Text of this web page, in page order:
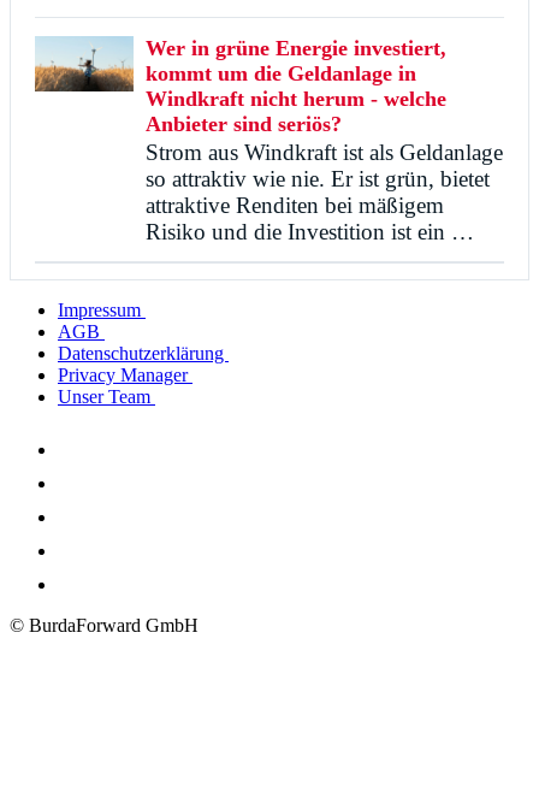
Wer in grüne Energie investiert,
kommt um die Geldanlage in
Windkraft nicht herum - welche
Anbieter sind seriös?
Strom aus Windkraft ist als Geldanlage
so attraktiv wie nie. Er ist grün, bietet
attraktive Renditen bei mäßigem
Risiko und die Investition ist ein …
Impressum
AGB
Datenschutzerklärung
Privacy Manager
Unser Team
© BurdaForward GmbH